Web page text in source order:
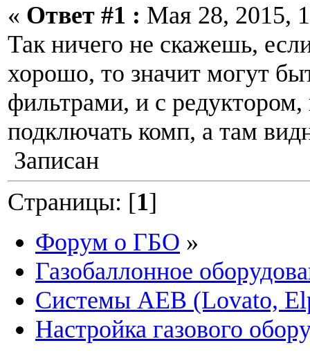
« Ответ #1 : Мая 28, 2015,
Так ничего не скажешь,
хорошо, то значит могут
фильтрами, и с
подключать комп, а там
Записан
Страницы: [1]
Форум о ГБО »
Газобаллонное
Системы AEB (Lovato,
Настройка газового